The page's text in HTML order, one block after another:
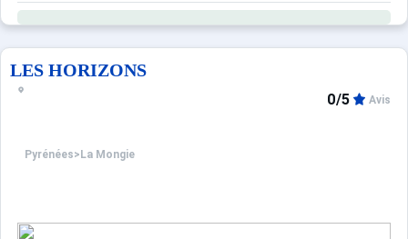
LES HORIZONS
Pyrénées> La Mongie
0/5 Avis